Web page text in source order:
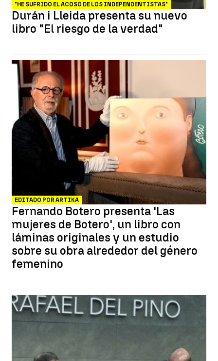
"HE SUFRIDO EL ACOSO DE LOS INDEPENDENTISTAS"
Durán i Lleida presenta su nuevo
libro "El riesgo de la verdad"
EDITADO POR ARTIKA
Fernando Botero presenta 'Las
mujeres de Botero', un libro con
láminas originales y un estudio
sobre su obra alrededor del género
femenino